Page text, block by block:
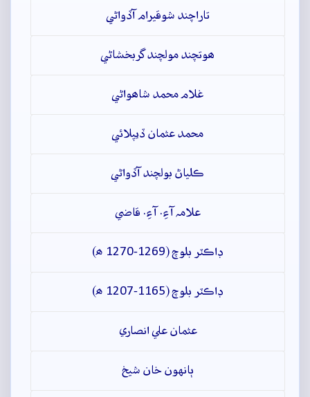
تاراچند شوقيرام آڏواڻي
ھوتچند مولچند گربخشاڻي
غلام محمد شاھواڻي
محمد عثمان ڏيپلائي
ڪلياڻ بولچند آڏواڻي
علامہ آءِ. آءِ. قاضي
ڊاڪٽر بلوچ (1269-1270 ھ)
ڊاڪٽر بلوچ (1165-1207 ھ)
عثمان علي انصاري
ٻانهون خان شيخ